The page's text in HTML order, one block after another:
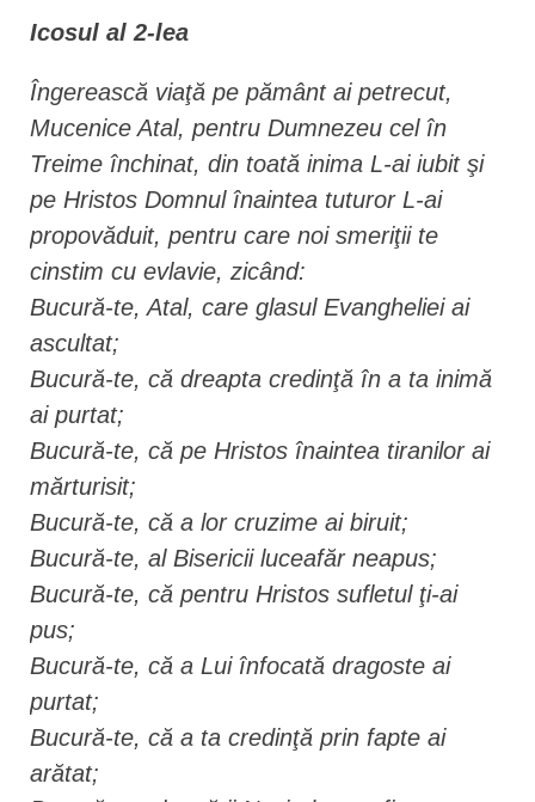
Icosul al 2-lea
Îngerească viaţă pe pământ ai petrecut,
Mucenice Atal, pentru Dumnezeu cel în
Treime închinat, din toată inima L-ai iubit şi
pe Hristos Domnul înaintea tuturor L-ai
propovăduit, pentru care noi smeriţii te
cinstim cu evlavie, zicând:
Bucură-te, Atal, care glasul Evangheliei ai
ascultat;
Bucură-te, că dreapta credinţă în a ta inimă
ai purtat;
Bucură-te, că pe Hristos înaintea tiranilor ai
mărturisit;
Bucură-te, că a lor cruzime ai biruit;
Bucură-te, al Bisericii luceafăr neapus;
Bucură-te, că pentru Hristos sufletul ţi-ai
pus;
Bucură-te, că a Lui înfocată dragoste ai
purtat;
Bucură-te, că a ta credinţă prin fapte ai
arătat;